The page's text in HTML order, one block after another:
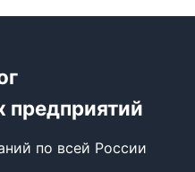
предприятий
по всей России